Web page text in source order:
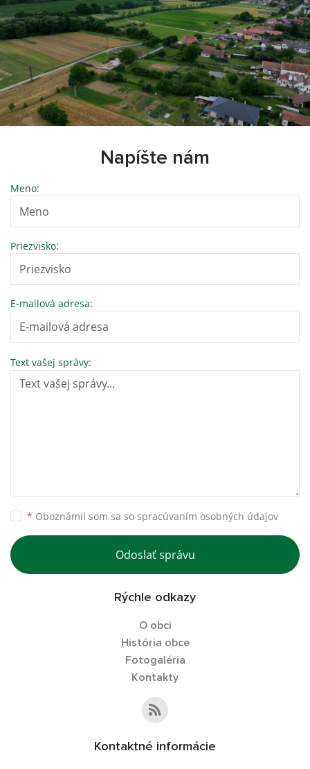
Napíšte nám
Meno:
Priezvisko:
E-mailová adresa:
Text vašej správy:
* Oboznámil som sa so spracúvaním osobných údajov
Odoslať správu
Rýchle odkazy
O obci
História obce
Fotogaléria
Kontakty
Kontaktné informácie